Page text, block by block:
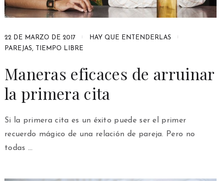
22 DE MARZO DE 2017
HAY QUE ENTENDERLAS
PAREJAS, TIEMPO LIBRE
Maneras eficaces de arruinar
la primera cita
Si la primera cita es un éxito puede ser el primer
recuerdo mágico de una relación de pareja. Pero no
todas …